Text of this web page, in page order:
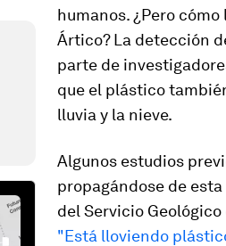
humanos. ¿Pero
Ártico? La detección
parte de
que el plástico
lluvia y la nieve.
Algunos estudios
propagándose de
del Servicio
"Está lloviendo